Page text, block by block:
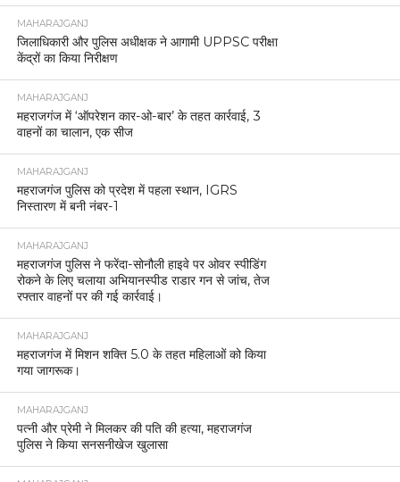
MAHARAJGANJ
जिलाधिकारी और पुलिस अधीक्षक ने आगामी UPPSC परीक्षा
केंद्रों का किया निरीक्षण
MAHARAJGANJ
महराजगंज में ‘ऑपरेशन कार-ओ-बार’ के तहत कार्रवाई, 3
वाहनों का चालान, एक सीज
MAHARAJGANJ
महराजगंज पुलिस को प्रदेश में पहला स्थान, IGRS
निस्तारण में बनी नंबर-1
MAHARAJGANJ
महराजगंज पुलिस ने फरेंदा-सोनौली हाइवे पर ओवर स्पीडिंग
रोकने के लिए चलाया अभियानस्पीड राडार गन से जांच, तेज
रफ्तार वाहनों पर की गई कार्रवाई।
MAHARAJGANJ
महराजगंज में मिशन शक्ति 5.0 के तहत महिलाओं को किया
गया जागरूक।
MAHARAJGANJ
पत्नी और प्रेमी ने मिलकर की पति की हत्या, महराजगंज
पुलिस ने किया सनसनीखेज खुलासा